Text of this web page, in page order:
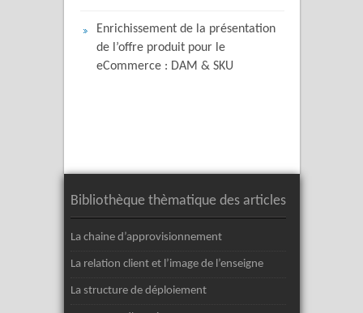
Enrichissement de la présentation
de l’offre produit pour le
eCommerce : DAM & SKU
Bibliothèque thèmatique des articles
La chaine d’approvisionnement
La relation client et l’image de l’enseigne
La structure de déploiement